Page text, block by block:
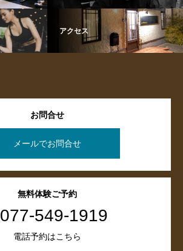
アクセス
お問合せ
メールでお問合せ
無料体験ご予約
077-549-1919
電話予約はこちら